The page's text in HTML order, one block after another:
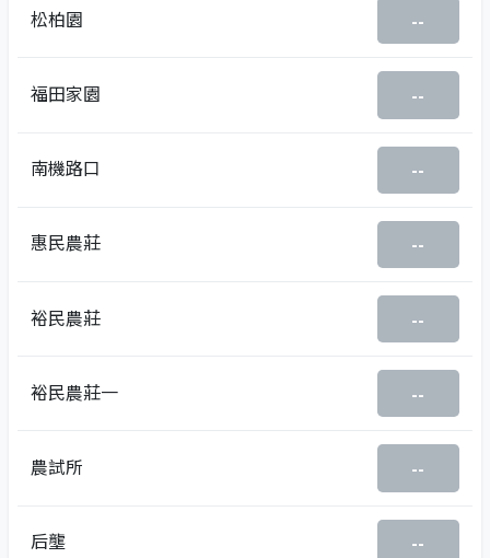
松柏園 --
福田家園 --
南機路口 --
惠民農莊 --
裕民農莊 --
裕民農莊一 --
農試所 --
后壟 --